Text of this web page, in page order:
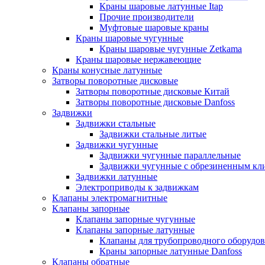
Краны шаровые латунные Itap
Прочие производители
Муфтовые шаровые краны
Краны шаровые чугунные
Краны шаровые чугунные Zetkama
Краны шаровые нержавеющие
Краны конусные латунные
Затворы поворотные дисковые
Затворы поворотные дисковые Китай
Затворы поворотные дисковые Danfoss
Задвижки
Задвижки стальные
Задвижки стальные литые
Задвижки чугунные
Задвижки чугунные параллельные
Задвижки чугунные с обрезиненным
Задвижки латунные
Электроприводы к задвижкам
Клапаны электромагнитные
Клапаны запорные
Клапаны запорные чугунные
Клапаны запорные латунные
Клапаны для трубопроводного
Краны запорные латунные Danfoss
Клапаны обратные